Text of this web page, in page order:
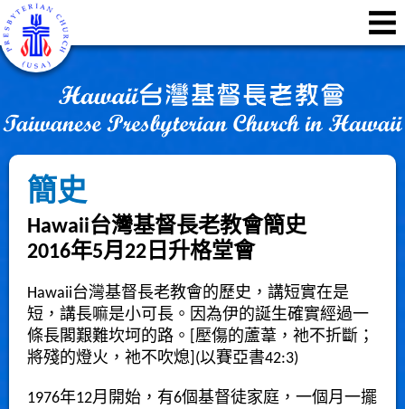
簡史
Hawaii台灣基督長老教會簡史
2016年5月22日升格堂會
Hawaii台灣基督長老教會的歷史，講短實在是
短，講長嘛是小可長。因為伊的誕生確實經過一
條長閣艱難坎坷的路。[壓傷的蘆葦，祂不折斷；
將殘的燈火，祂不吹熄](以賽亞書42:3)
1976年12月開始，有6個基督徒家庭，一個月一擺